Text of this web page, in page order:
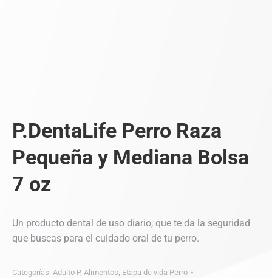
P.DentaLife Perro Raza
Pequeña y Mediana Bolsa
7 oz
Un producto dental de uso diario, que te da la seguridad
que buscas para el cuidado oral de tu perro.
Categorías: Adulto P, Alimentos, Etapa de vida Perro